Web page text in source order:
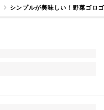
シンプルが美味しい！野菜ゴロ